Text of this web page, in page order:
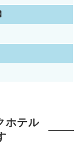
ホテル